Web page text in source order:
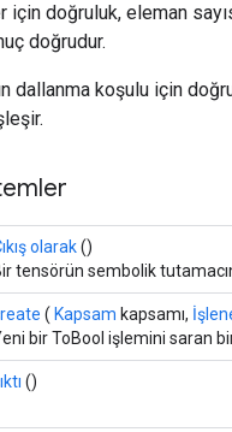
doğruluk, eleman
doğrudur.
dallanma koşulu için
olarak()
tensörün sembolik
( Kapsam kapsamı,
bir ToBool işlemini saran
()